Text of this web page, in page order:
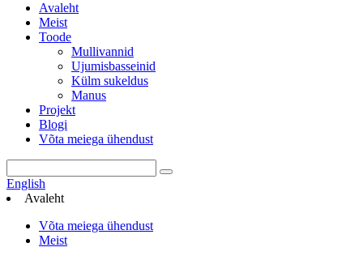
Avaleht
Meist
Toode
Mullivannid
Ujumisbasseinid
Külm sukeldus
Manus
Projekt
Blogi
Võta meiega ühendust
English
Avaleht
Võta meiega ühendust
Meist